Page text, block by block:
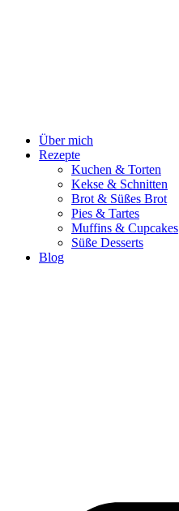
Über mich
Rezepte
Kuchen & Torten
Kekse & Schnitten
Brot & Süßes Brot
Pies & Tartes
Muffins & Cupcakes
Süße Desserts
Blog